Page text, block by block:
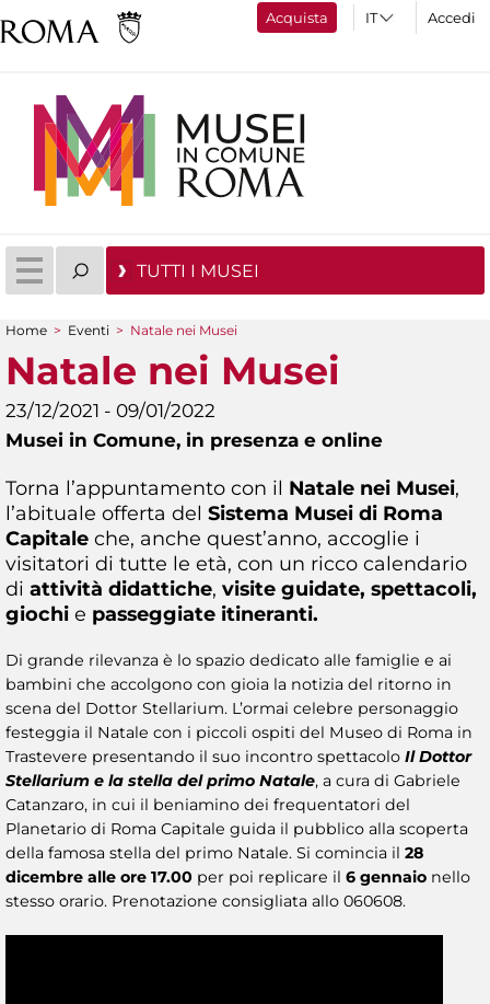
Acquista Accedi
TUTTI I MUSEI
Tu sei qui
Home > Eventi > Natale nei Musei
Natale nei Musei
23/12/2021 - 09/01/2022
Musei in Comune, in presenza e online
Torna l’appuntamento con il Natale nei Musei,
l’abituale offerta del Sistema Musei di Roma
Capitale che, anche quest’anno, accoglie i
visitatori di tutte le età, con un ricco calendario
di attività didattiche, visite guidate, spettacoli,
giochi e passeggiate itineranti.
Di grande rilevanza è lo spazio dedicato alle famiglie e ai
bambini che accolgono con gioia la notizia del ritorno in
scena del Dottor Stellarium. L’ormai celebre personaggio
festeggia il Natale con i piccoli ospiti del Museo di Roma in
Trastevere presentando il suo incontro spettacolo Il Dottor
Stellarium e la stella del primo Natale, a cura di Gabriele
Catanzaro, in cui il beniamino dei frequentatori del
Planetario di Roma Capitale guida il pubblico alla scoperta
della famosa stella del primo Natale. Si comincia il 28
dicembre alle ore 17.00 per poi replicare il 6 gennaio nello
stesso orario. Prenotazione consigliata allo 060608.